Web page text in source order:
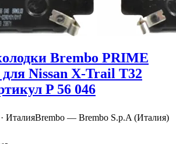
Brembo PRIME
Nissan X-Trail T32
P 56 046
ИталияBrembo — Brembo S.p.A (Италия)